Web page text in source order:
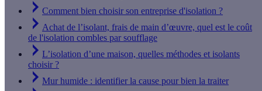
Comment bien choisir son entreprise d'isolation ?
Achat de l’isolant, frais de main d’œuvre, quel est le coût
de l'isolation combles par soufflage
L’isolation d’une maison, quelles méthodes et isolants
choisir ?
Mur humide : identifier la cause pour bien la traiter